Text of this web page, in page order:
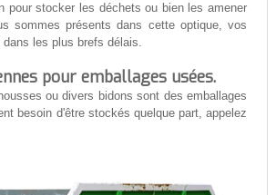
pour stocker les déchets ou bien les amener
sommes présents dans cette optique, vos
dans les plus brefs délais.
pour emballages usées.
ou divers bidons sont des emballages
besoin d'être stockés quelque part, appelez